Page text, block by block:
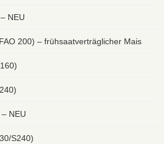
NEU
200) – frühsaatverträglicher Mais
NEU
S240)